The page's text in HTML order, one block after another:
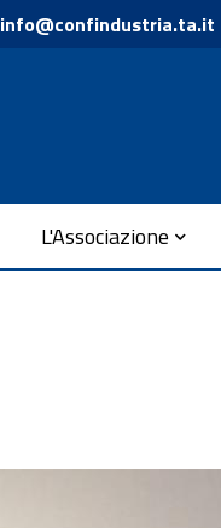
info@confindustria.ta.it
L'Associazione